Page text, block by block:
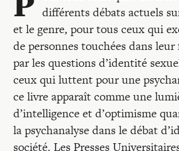
Mon compte
différents débats actuels
et le genre, pour tous ceux qui
de personnes touchées dans
par les questions d’identité
ceux qui luttent pour une
ce livre apparaît comme une
d’intelligence et d’optimisme
la psychanalyse dans le débat
société. Les Presses